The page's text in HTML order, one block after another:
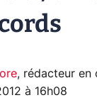
, rédacteur en
à 16h08